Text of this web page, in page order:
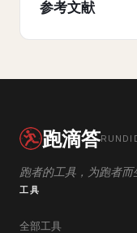
参考文献
跑滴答
跑者的工具，为跑者而
工具
全部工具